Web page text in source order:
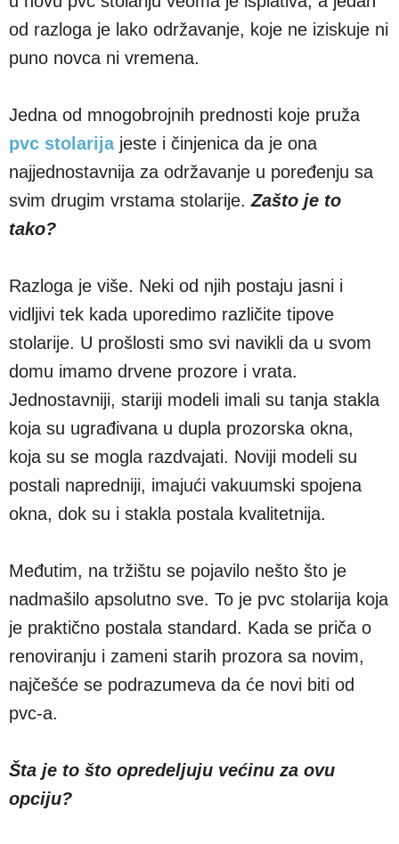
od razloga je lako održavanje, koje ne iziskuje ni
puno novca ni vremena.
Jedna od mnogobrojnih prednosti koje pruža
pvc stolarijajeste i činjenica da je ona
najjednostavnija za održavanje u poređenju sa
svim drugim vrstama stolarije.Zašto je to
tako?
Razloga je više. Neki od njih postaju jasni i
vidljivi tek kada uporedimo različite tipove
stolarije. U prošlosti smo svi navikli da u svom
domu imamo drvene prozore i vrata.
Jednostavniji, stariji modeli imali su tanja stakla
koja su ugrađivana u dupla prozorska okna,
koja su se mogla razdvajati. Noviji modeli su
postali napredniji, imajući vakuumski spojena
okna, dok su i stakla postala kvalitetnija.
Međutim, na tržištu se pojavilo nešto što je
nadmašilo apsolutno sve. To je pvc stolarija koja
je praktično postala standard. Kada se priča o
renoviranju i zameni starih prozora sa novim,
najčešće se podrazumeva da će novi biti od
pvc-a.
Šta je to što opredeljuju većinu za ovu
opciju?